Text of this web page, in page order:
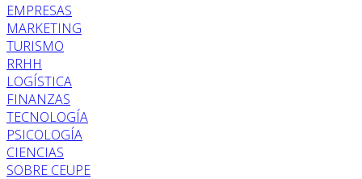
EMPRESAS
MARKETING
TURISMO
RRHH
LOGÍSTICA
FINANZAS
TECNOLOGÍA
PSICOLOGÍA
CIENCIAS
SOBRE CEUPE